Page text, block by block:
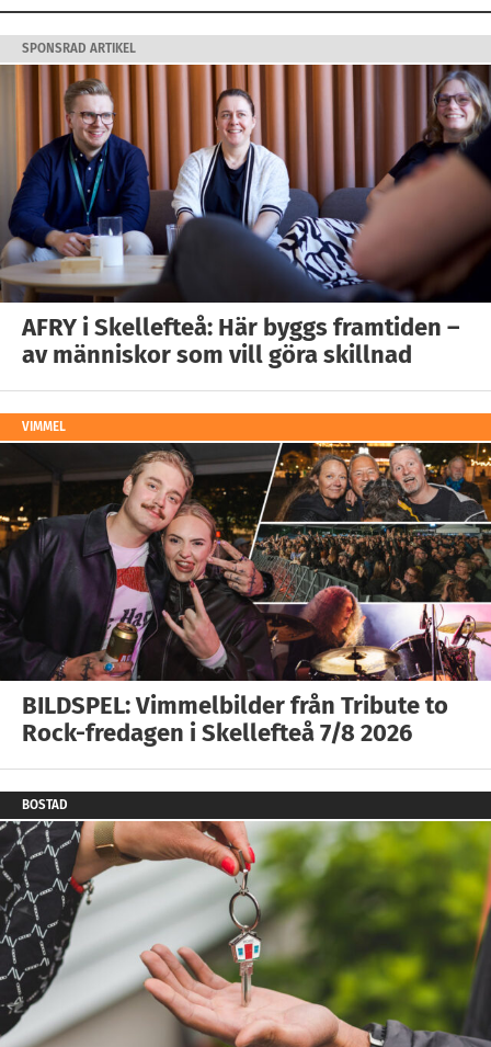
SPONSRAD ARTIKEL
AFRY i Skellefteå: Här byggs framtiden –
av människor som vill göra skillnad
VIMMEL
BILDSPEL: Vimmelbilder från Tribute to
Rock-fredagen i Skellefteå 7/8 2026
BOSTAD